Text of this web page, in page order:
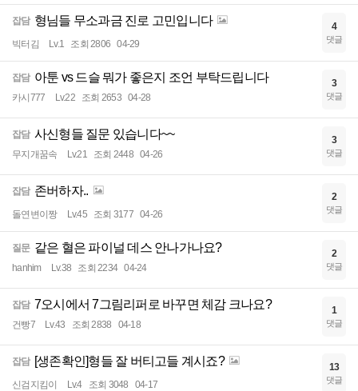
잡담 형님들 무소과금 진로 고민입니다
빅터김 Lv.1 조회 2806 04-29
4
댓글
잡담 아툰 vs 드슬 뭐가 좋은지 조언 부탁드립니다
카시777 Lv.22 조회 2653 04-28
3
댓글
잡담 사신형들 질문 있습니다~~
무지개꿈속 Lv.21 조회 2448 04-26
3
댓글
잡담 존버하자..
돌연변이짱 Lv.45 조회 3177 04-26
2
댓글
질문 같은 혈은 파이널 데스 안나가나요?
hanhim Lv.38 조회 2234 04-24
2
댓글
잡담 7오시에서 7그림리퍼로 바꾸면 체감 크나요?
건빵7 Lv.43 조회 2838 04-18
1
댓글
잡담 [생존확인]형들 잘 버티고들 계시죠?
신검지킴이 Lv.4 조회 3048 04-17
13
댓글